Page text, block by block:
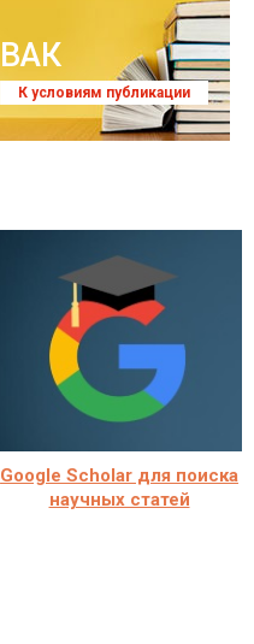
ВАК
К условиям публикации
Google Scholar для поиска
научных статей